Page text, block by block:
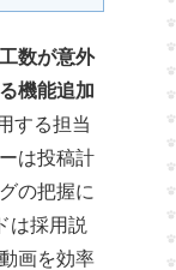
数が意外
機能追加
する担当
は投稿計
の把握に
は採用説
画を効率